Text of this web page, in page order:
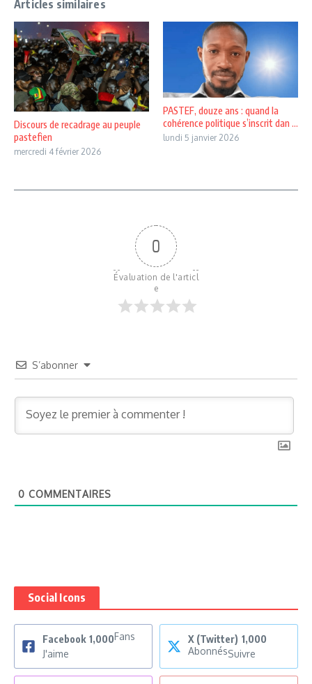
Articles similaires
Discours de recadrage au peuple
pastefien
mercredi 4 février 2026
PASTEF, douze ans : quand la
cohérence politique s’inscrit dan ...
lundi 5 janvier 2026
0
Évaluation de l'articl
e
S’abonner
0 COMMENTAIRES
Social Icons
Facebook 1,000Fans
J'aime
X (Twitter) 1,000
AbonnésSuivre